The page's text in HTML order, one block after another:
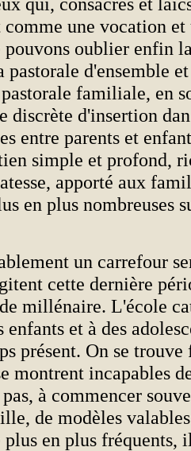
une vocation
pouvons oublier enfin
d'ensemble et
familiale, en
d'insertion
entre parents et
simple et profond,
apporté aux
en plus nombreuses
un carrefour
cette dernière
millénaire. L'école
enfants et à des
présent. On se trouve
montrent incapables
à commencer
de modèles
plus en plus fréquents,